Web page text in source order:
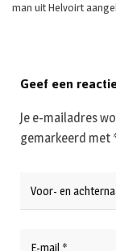
man uit Helvoirt
Geef een
Je e-mailadres
gemarkeerd met